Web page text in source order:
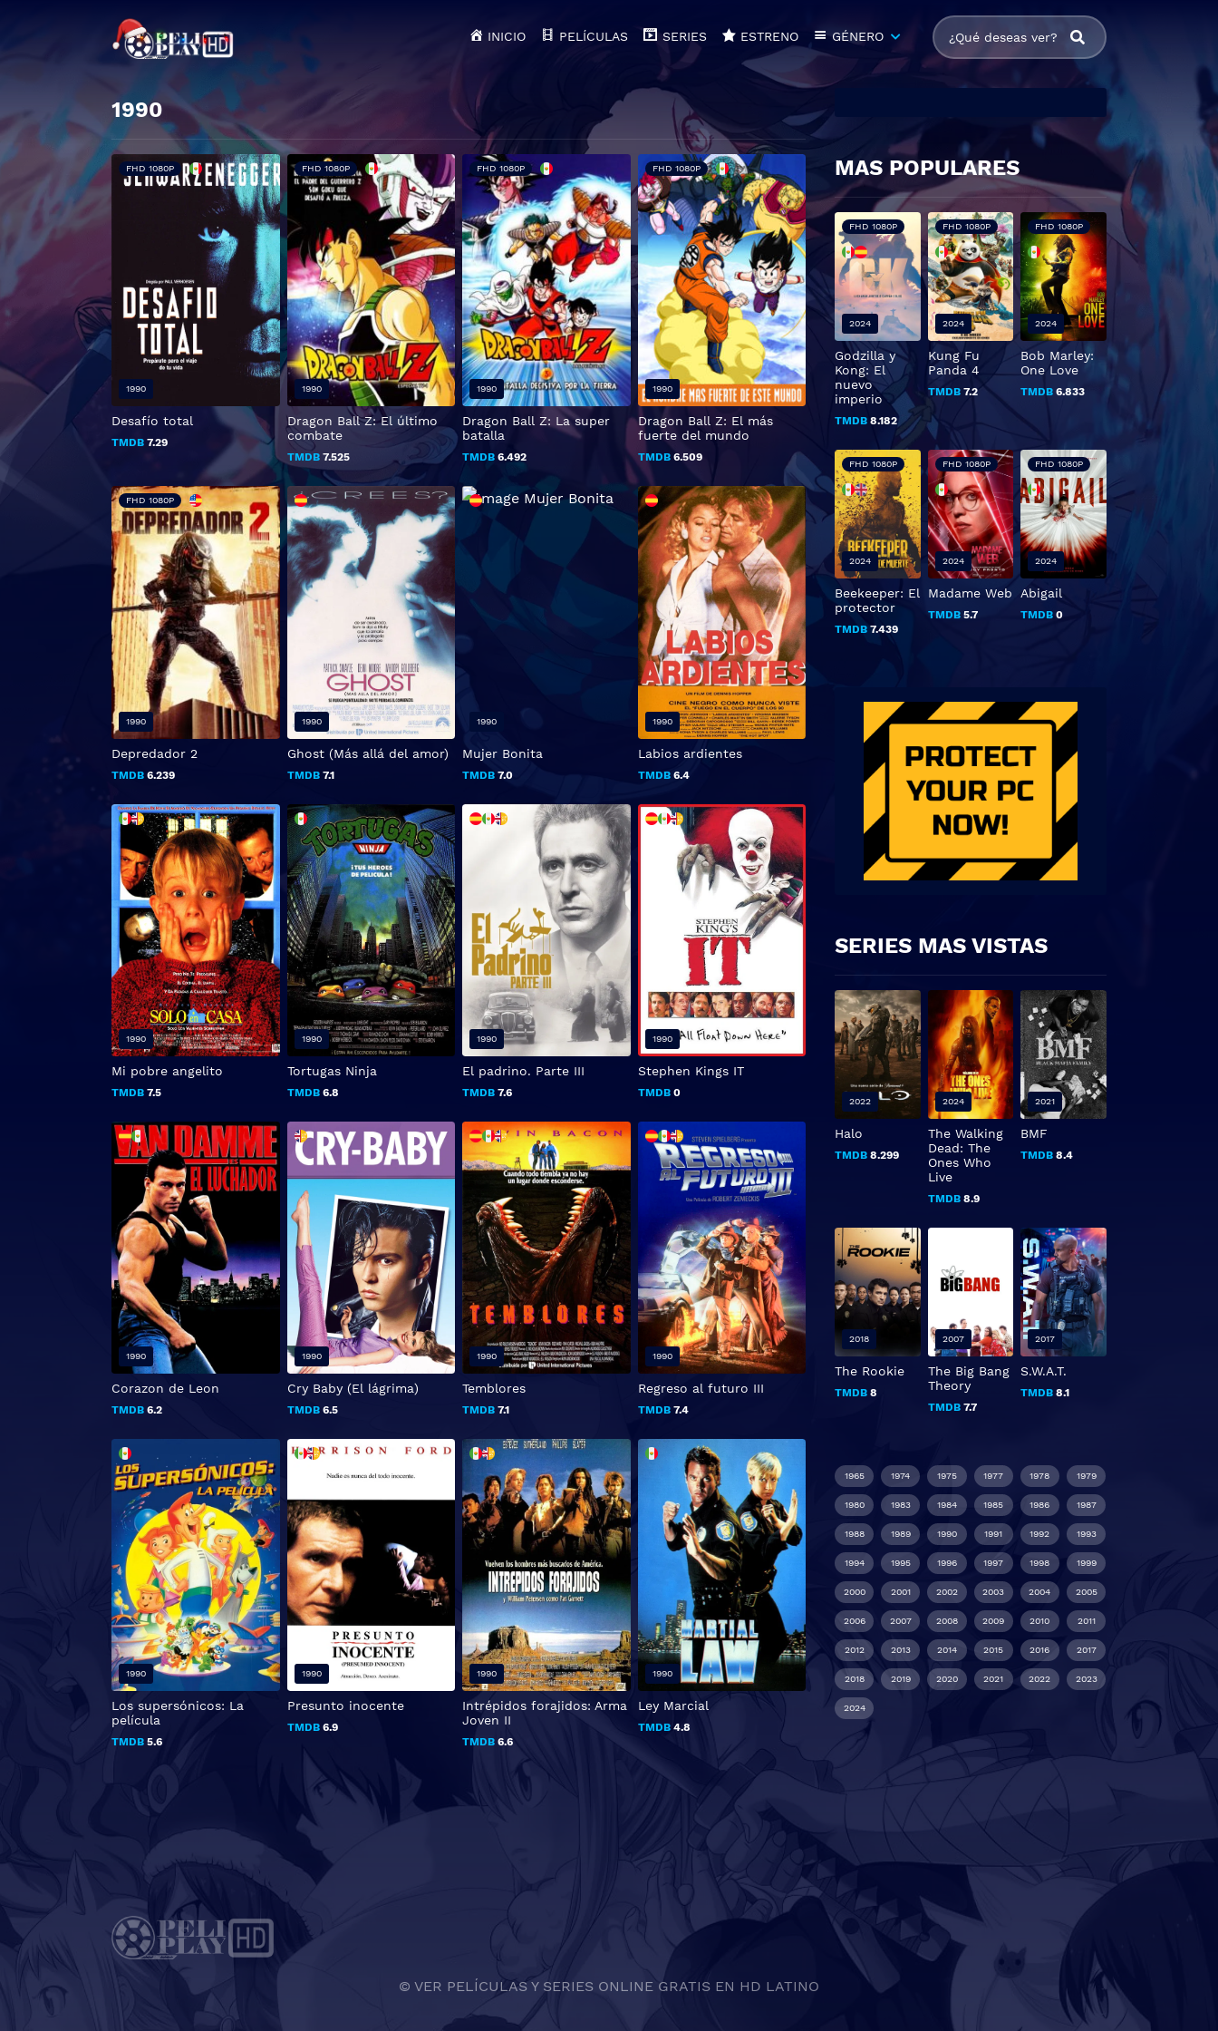
INICIO PELÍCULAS SERIES ESTRENO GÉNERO
1990
Desafío total
TMDB 7.29
FHD 1080P
1990
Dragon Ball Z: El último
combate
TMDB7.525
FHD 1080P
1990
Dragon Ball Z: La super
batalla
TMDB 6.492
FHD 1080P
1990
Dragon Ball Z: El más
fuerte del mundo
TMDB6.509
FHD 1080P
1990
Depredador 2
TMDB 6.239
FHD 1080P
1990
Ghost (Más allá del amor)
TMDB7.1
1990
Mujer Bonita
TMDB 7.0
1990
Labios ardientes
TMDB6.4
1990
Mi pobre angelito
TMDB 7.5
1990
Tortugas Ninja
TMDB6.8
1990
El padrino. Parte III
TMDB 7.6
1990
Stephen Kings IT
TMDB0
1990
Corazon de Leon
TMDB 6.2
1990
Cry Baby (El lágrima)
TMDB6.5
1990
Temblores
TMDB 7.1
1990
Regreso al futuro III
TMDB7.4
1990
Los supersónicos: La
película
TMDB 5.6
1990
Presunto inocente
TMDB6.9
1990
Intrépidos forajidos: Arma
Joven II
TMDB 6.6
1990
Ley Marcial
TMDB4.8
1990
MAS POPULARES
Godzilla y
Kong: El
nuevo
imperio
TMDB 8.182
FHD 1080P
2024
Kung Fu
Panda 4
TMDB7.2
FHD 1080P
2024
Bob Marley:
One Love
TMDB 6.833
FHD 1080P
2024
Beekeeper: El
protector
TMDB 7.439
FHD 1080P
2024
Madame Web
TMDB5.7
FHD 1080P
2024
Abigail
TMDB 0
FHD 1080P
2024
SERIES MAS VISTAS
Halo
TMDB 8.299
2022
The Walking
Dead: The
Ones Who
Live
TMDB8.9
2024
BMF
TMDB 8.4
2021
The Rookie
TMDB 8
2018
The Big Bang
Theory
TMDB7.7
2007
S.W.A.T.
TMDB 8.1
2017
1965 1974 1975 1977 1978 1979
1980 1983 1984 1985 1986 1987
1988 1989 1990 1991 1992 1993
1994 1995 1996 1997 1998 1999
2000 2001 2002 2003 2004 2005
2006 2007 2008 2009 2010 2011
2012 2013 2014 2015 2016 2017
2018 2019 2020 2021 2022 2023
2024
© VER PELÍCULAS Y SERIES ONLINE GRATIS EN HD LATINO